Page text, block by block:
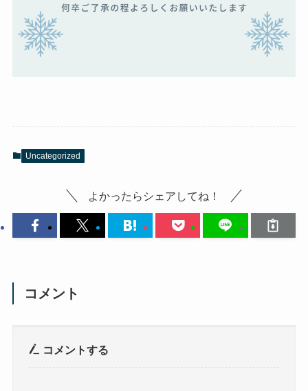
Uncategorized
よかったらシェアしてね！
コメント
コメントする